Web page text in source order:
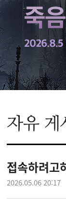
접속하려고
2026.05.06 20:17